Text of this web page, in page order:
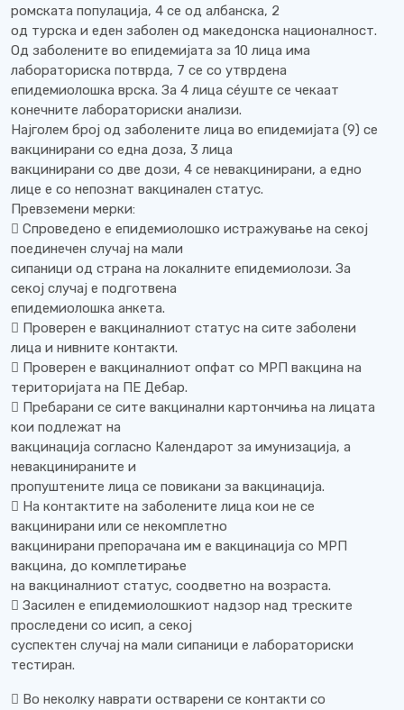
ромската популација, 4 се од албанска, 2
од турска и еден заболен од македонска националност.
Од заболените во епидемијата за 10 лица има
лабораториска потврда, 7 се со утврдена
епидемиолошка врска. За 4 лица сéуште се чекаат
конечните лабораториски анализи.
Најголем број од заболените лица во епидемијата (9) се
вакцинирани со една доза, 3 лица
вакцинирани со две дози, 4 се невакцинирани, а едно
лице е со непознат вакцинален статус.
Превземени мерки:
 Спроведено е епидемиолошко истражување на секој
поединечен случај на мали
сипаници од страна на локалните епидемиолози. За
секој случај е подготвена
епидемиолошка анкета.
 Проверен е вакциналниот статус на сите заболени
лица и нивните контакти.
 Проверен е вакциналниот опфат со МРП вакцина на
територијата на ПЕ Дебар.
 Пребарани се сите вакцинални картончиња на лицата
кои подлежат на
вакцинација согласно Календарот за имунизација, а
невакцинираните и
пропуштените лица се повикани за вакцинација.
 На контактите на заболените лица кои не се
вакцинирани или се некомплетно
вакцинирани препорачана им е вакцинација со МРП
вакцина, до комплетирање
на вакциналниот статус, соодветно на возраста.
 Засилен е епидемиолошкиот надзор над треските
проследени со исип, а секој
суспектен случај на мали сипаници е лабораториски
тестиран.
 Во неколку наврати остварени се контакти со